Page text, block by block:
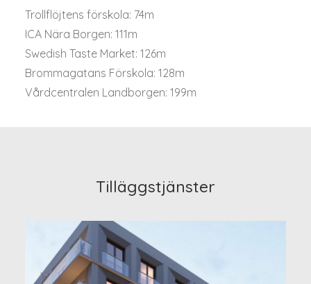
Trollflöjtens förskola: 74m
ICA Nära Borgen: 111m
Swedish Taste Market: 126m
Brommagatans Förskola: 128m
Vårdcentralen Landborgen: 199m
Tilläggstjänster